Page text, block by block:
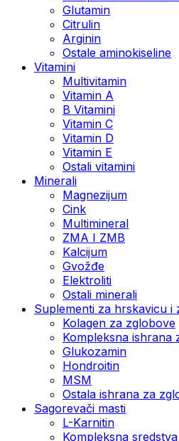
Glutamin
Citrulin
Arginin
Ostale aminokiseline
Vitamini
Multivitamin
Vitamin A
B Vitamini
Vitamin C
Vitamin D
Vitamin E
Ostali vitamini
Minerali
Magnezijum
Cink
Multimineral
ZMA I ZMB
Kalcijum
Gvožđe
Elektroliti
Ostali minerali
Suplementi za hrskavicu i
Kolagen za zglobove
Kompleksna ishrana
Glukozamin
Hondroitin
MSM
Ostala ishrana za
Sagorevači masti
L-Karnitin
Kompleksna